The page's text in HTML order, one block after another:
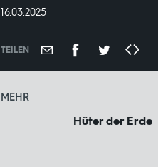
und
DATUM:
16.03.2025
TEILEN
MEHR
Hüter der Erde